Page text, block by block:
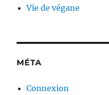
Vie de végane
MÉTA
Connexion